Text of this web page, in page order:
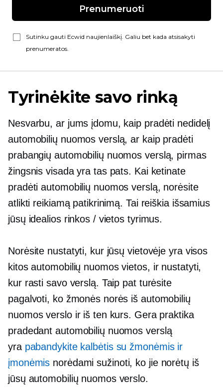
Prenumeruoti
Sutinku gauti Ecwid naujienlaiškį. Galiu bet kada atsisakyti
prenumeratos.
Tyrinėkite savo rinką
Nesvarbu, ar jums įdomu, kaip pradėti nedidelį
automobilių nuomos verslą, ar kaip pradėti
prabangių automobilių nuomos verslą, pirmas
žingsnis visada yra tas pats. Kai ketinate
pradėti automobilių nuomos verslą, norėsite
atlikti reikiamą patikrinimą. Tai reiškia išsamius
jūsų idealios rinkos / vietos tyrimus.
Norėsite nustatyti, kur jūsų vietovėje yra visos
kitos automobilių nuomos vietos, ir nustatyti,
kur rasti savo verslą. Taip pat turėsite
pagalvoti, ko žmonės norės iš automobilių
nuomos verslo ir iš ten kurs. Gera praktika
pradedant automobilių nuomos verslą
yra pabandykite kalbėtis su žmonėmis ir
įmonėmis norėdami sužinoti, ko jie norėtų iš
jūsų automobilių nuomos verslo.